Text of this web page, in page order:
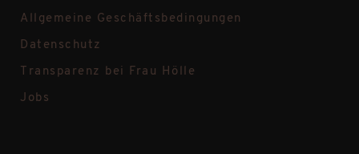
Allgemeine Geschäftsbedingungen
Datenschutz
Transparenz bei Frau Hölle
Jobs